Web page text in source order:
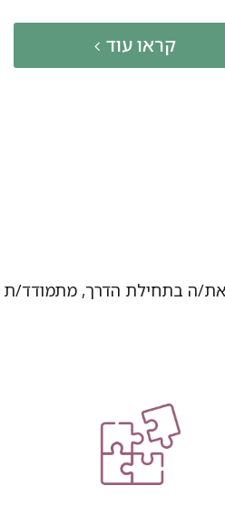
קראו עוד
ה בתחילת הדרך, מתמודד/ת